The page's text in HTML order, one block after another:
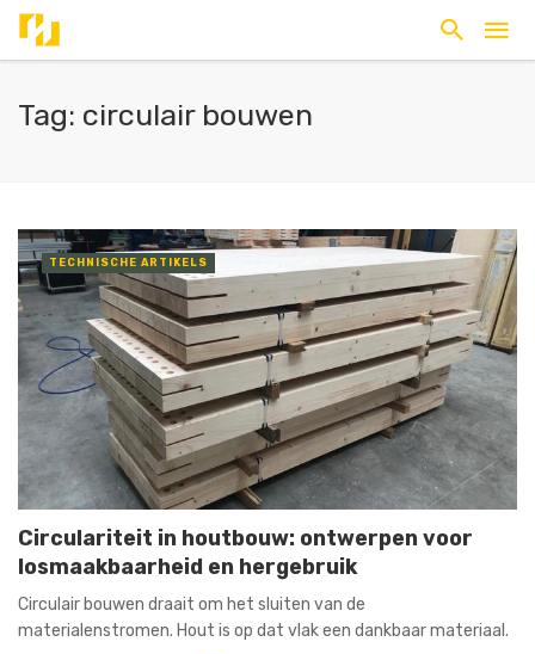
Tag: circulair bouwen
TECHNISCHE ARTIKELS
Circulariteit in houtbouw: ontwerpen voor
losmaakbaarheid en hergebruik
Circulair bouwen draait om het sluiten van de
materialenstromen. Hout is op dat vlak een dankbaar materiaal.